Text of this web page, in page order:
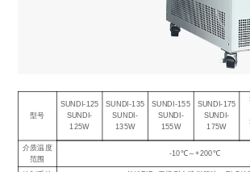
型号
SUNDI-125
SUNDI-
125W
SUNDI-135
SUNDI-
135W
SUNDI-155
SUNDI-
155W
SUNDI-175
SUNDI-
175W
介质温度
范围
-10℃～+200℃